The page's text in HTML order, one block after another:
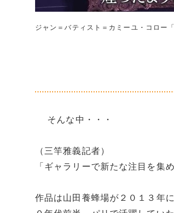
ジャン＝バティスト＝カミーユ・コロー「
そんな中・・・
（三竿雅義記者）
「ギャラリーで新たな注目を集
作品は山田養蜂場が２０１３年